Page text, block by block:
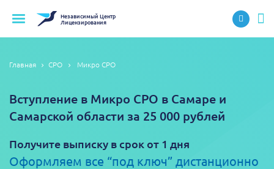
НезависимыйЦентр
Лицензирования
Главная СРО Микро СРО
Вступление в Микро СРО в Самаре и
Самарской области за 25 000 рублей
Получите выписку в срок от 1 дня
Оформляем все “под ключ” дистанционно